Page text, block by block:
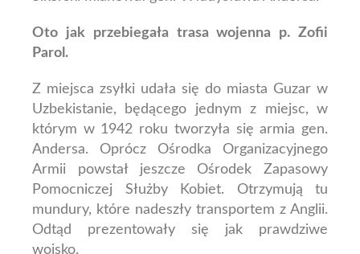
Oto jak przebiegała trasa wojenna p. Zofii
Parol.
Z miejsca zsyłki udała się do miasta Guzar w
Uzbekistanie, będącego jednym z miejsc, w
którym w 1942 roku tworzyła się armia gen.
Andersa. Oprócz Ośrodka Organizacyjnego
Armii powstał jeszcze Ośrodek Zapasowy
Pomocniczej Służby Kobiet. Otrzymują tu
mundury, które nadeszły transportem z Anglii.
Odtąd prezentowały się jak prawdziwe
wojsko.